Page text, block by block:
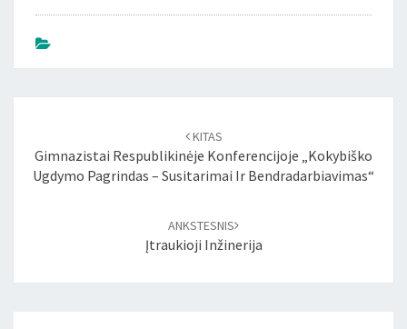
KITAS
Gimnazistai Respublikinėje Konferencijoje „Kokybiško
Ugdymo Pagrindas – Susitarimai Ir Bendradarbiavimas“
ANKSTESNIS
Įtraukioji Inžinerija